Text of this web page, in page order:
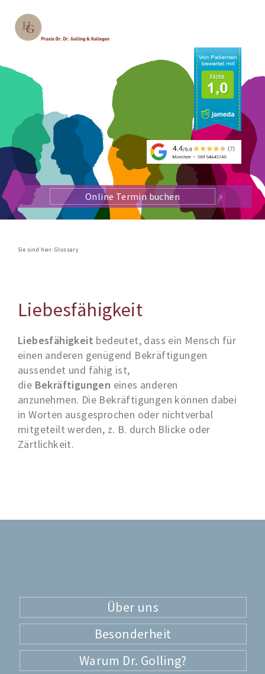
Online Termin buchen
Sie sind hier:Glossary
Liebesfähigkeit
Liebesfähigkeit bedeutet, dass ein Mensch für
einen anderen genügend Bekräftigungen
aussendet und fähig ist,
die Bekräftigungen eines anderen
anzunehmen. Die Bekräftigungen können dabei
in Worten ausgesprochen oder nichtverbal
mitgeteilt werden, z. B. durch Blicke oder
Zärtlichkeit.
Über uns
Besonderheit
Warum Dr. Golling?